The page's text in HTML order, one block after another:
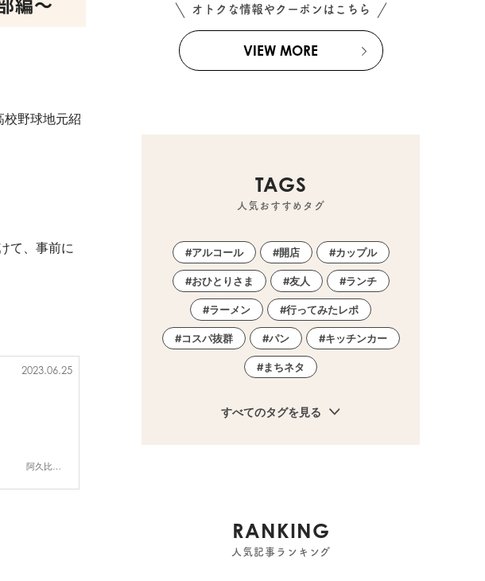
校野球地元紹
て、事前に
阿久比町,半田市,武豊町,南知多町,常滑市,美浜町
2023.06.25
オトクな情報やクーポンはこちら
VIEW MORE
TAGS
人気おすすめタグ
アルコール 開店 カップル
おひとりさま 友人 ランチ
ラーメン 行ってみたレポ
コスパ抜群 パン キッチンカー
まちネタ
すべてのタグを見る
RANKING
人気記事ランキング